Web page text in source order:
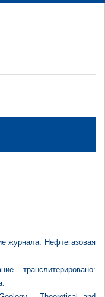
журнала: Нефтегазовая
транслитерировано: